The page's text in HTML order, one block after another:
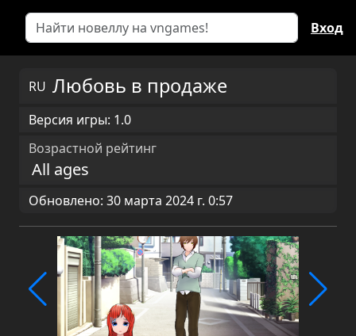
Вход
RU Любовь в продаже
Версия игры: 1.0
Возрастной рейтинг
All ages
Обновлено: 30 марта 2024 г. 0:57